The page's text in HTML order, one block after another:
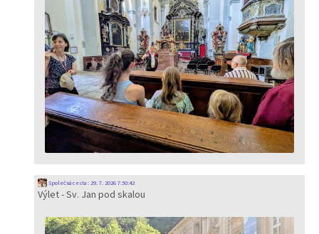
Společná cesta: 29. 7. 2026 7:50:42
Výlet - Sv. Jan pod skalou